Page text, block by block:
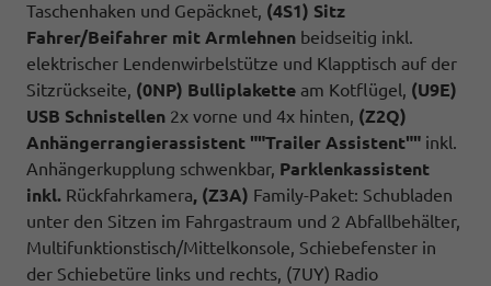
Taschenhaken und Gepäcknet, (4S1) Sitz
Fahrer/Beifahrer mit Armlehnen beidseitig inkl.
elektrischer Lendenwirbelstütze und Klapptisch auf der
Sitzrückseite, (0NP) Bulliplakette am Kotflügel, (U9E)
USB Schnistellen 2x vorne und 4x hinten, (Z2Q)
Anhängerrangierassistent ""Trailer Assistent"" inkl.
Anhängerkupplung schwenkbar, Parklenkassistent
inkl. Rückfahrkamera, (Z3A) Family-Paket: Schubladen
unter den Sitzen im Fahrgastraum und 2 Abfallbehälter,
Multifunktionstisch/Mittelkonsole, Schiebefenster in
der Schiebetüre links und rechts, (7UY) Radio